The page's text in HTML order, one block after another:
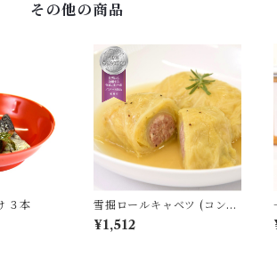
その他の商品
３本
雪掘ロールキャベツ (コンソ
メ) 1パック／2個入り
¥1,512